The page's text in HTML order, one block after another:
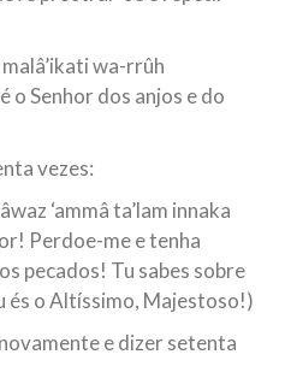
wa-rrûh
o Senhor dos anjos e do
vezes:
‘ammâ ta’lam innaka
Perdoe-me e tenha
pecados! Tu sabes sobre
és o Altíssimo, Majestoso!)
e dizer setenta